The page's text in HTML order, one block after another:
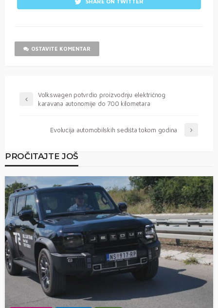
OSTAVITE KOMENTAR
Volkswagen potvrdio proizvodnju električnog
karavana autonomije do 700 kilometara
Evolucija automobilskih sedišta tokom godina
PROČITAJTE JOŠ